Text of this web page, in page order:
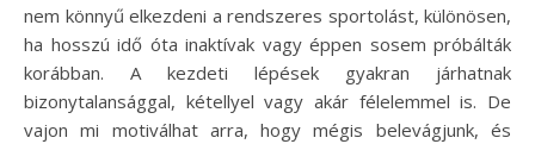
nem könnyű elkezdeni a rendszeres sportolást, különösen,
ha hosszú idő óta inaktívak vagy éppen sosem próbálták
korábban. A kezdeti lépések gyakran járhatnak
bizonytalansággal, kétellyel vagy akár félelemmel is. De
vajon mi motiválhat arra, hogy mégis belevágjunk, és